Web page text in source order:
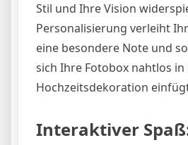
Stil und Ihre Vision
Personalisierung verleiht
eine besondere Note und
sich Ihre Fotobox nahtlos in
Hochzeitsdekoration
Interaktiver